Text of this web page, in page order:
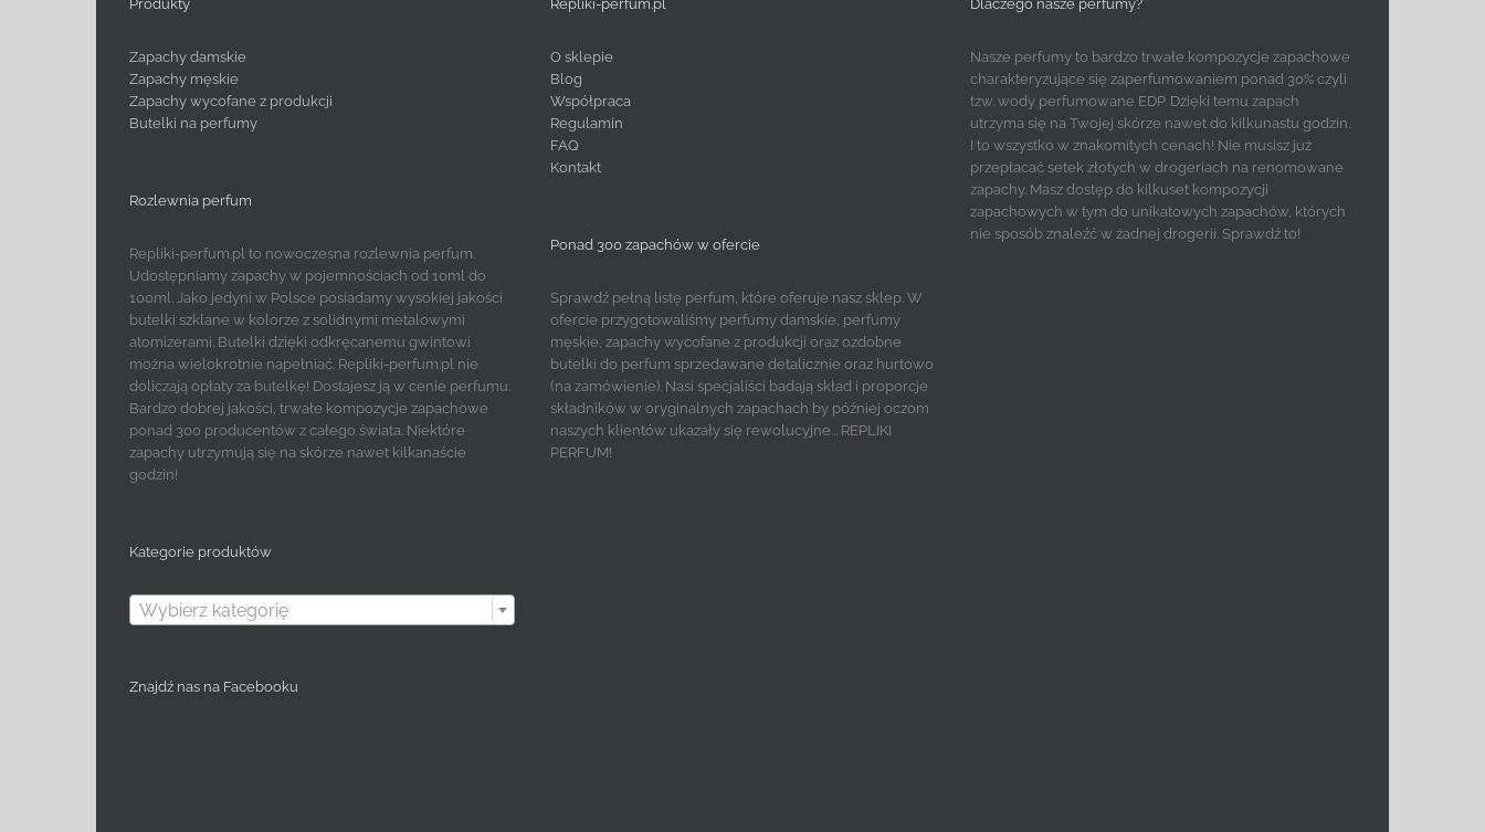
Produkty
Zapachy damskie
Zapachy męskie
Zapachy wycofane z produkcji
Butelki na perfumy
Rozlewnia perfum
Repliki-perfum.pl to nowoczesna rozlewnia perfum.
Udostępniamy zapachy w pojemnościach od 10ml do
100ml. Jako jedyni w Polsce posiadamy wysokiej jakości
butelki szklane w kolorze z solidnymi metalowymi
atomizerami. Butelki dzięki odkręcanemu gwintowi
można wielokrotnie napełniać. Repliki-perfum.pl nie
doliczają opłaty za butelkę! Dostajesz ją w cenie perfumu.
Bardzo dobrej jakości, trwałe kompozycje zapachowe
ponad 300 producentów z całego świata. Niektóre
zapachy utrzymują się na skórze nawet kilkanaście
godzin!
Kategorie produktów
Wybierz kategorię
Znajdź nas na Facebooku
Repliki-perfum.pl
O sklepie
Blog
Współpraca
Regulamin
FAQ
Kontakt
Ponad 300 zapachów w ofercie
Sprawdź pełną listę perfum, które oferuje nasz sklep. W
ofercie przygotowaliśmy perfumy damskie, perfumy
męskie, zapachy wycofane z produkcji oraz ozdobne
butelki do perfum sprzedawane detalicznie oraz hurtowo
(na zamówienie). Nasi specjaliści badają skład i proporcje
składników w oryginalnych zapachach by później oczom
naszych klientów ukazały się rewolucyjne... REPLIKI
PERFUM!
Dlaczego nasze perfumy?
Nasze perfumy to bardzo trwałe kompozycje zapachowe
charakteryzujące się zaperfumowaniem ponad 30% czyli
tzw. wody perfumowane EDP. Dzięki temu zapach
utrzyma się na Twojej skórze nawet do kilkunastu godzin.
I to wszystko w znakomitych cenach! Nie musisz już
przepłacać setek złotych w drogeriach na renomowane
zapachy. Masz dostęp do kilkuset kompozycji
zapachowych w tym do unikatowych zapachów, których
nie sposób znaleźć w żadnej drogerii. Sprawdź to!